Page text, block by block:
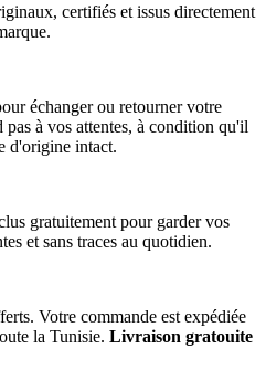
certifiés et issus directement
échanger ou retourner votre
à vos attentes, à condition qu'il
d'origine intact.
gratuitement pour garder vos
et sans traces au quotidien.
Votre commande est expédiée
la Tunisie. Livraison gratouite